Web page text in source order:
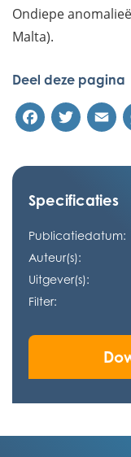
Ondiepe
Malta).
Deel deze pagina
FacebookTwitter
Specificaties
Publicatiedatum:
Auteur(s):
Uitgever(s):
Filter: